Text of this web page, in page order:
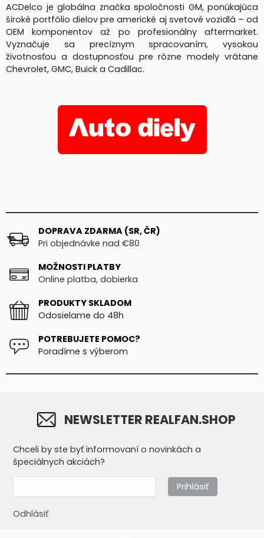
ACDelco je globálna značka spoločnosti GM, ponúkajúca
široké portfólio dielov pre americké aj svetové vozidlá – od
OEM komponentov až po profesionálny aftermarket.
Vyznačuje sa precíznym spracovaním, vysokou
životnosťou a dostupnosťou pre rôzne modely vrátane
Chevrolet, GMC, Buick a Cadillac.
DOPRAVA ZDARMA (SR, ČR)
Pri objednávke nad €80
MOŽNOSTI PLATBY
Online platba, dobierka
PRODUKTY SKLADOM
Odosielame do 48h
POTREBUJETE POMOC?
Poradíme s výberom
NEWSLETTER REALFAN.SHOP
Chceli by ste byť informovaní o novinkách a
špeciálnych akciách?
Prihlásiť
Odhlásiť